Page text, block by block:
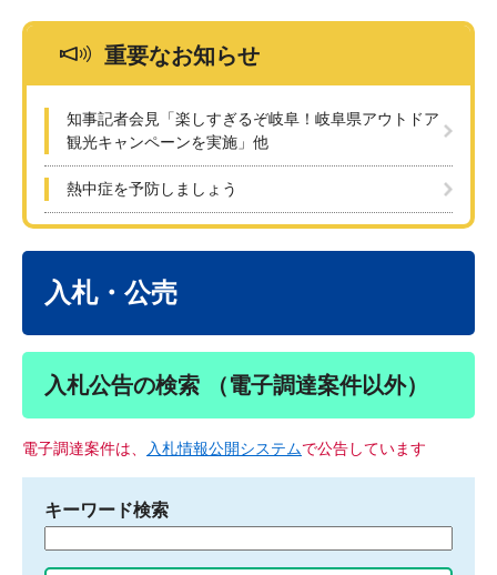
重要なお知らせ
知事記者会見「楽しすぎるぞ岐阜！岐阜県アウトドア
観光キャンペーンを実施」他
熱中症を予防しましょう
入札・公売
入札公告の検索 （電子調達案件以外）
電子調達案件は、 入札情報公開システムで公告しています
キーワード検索